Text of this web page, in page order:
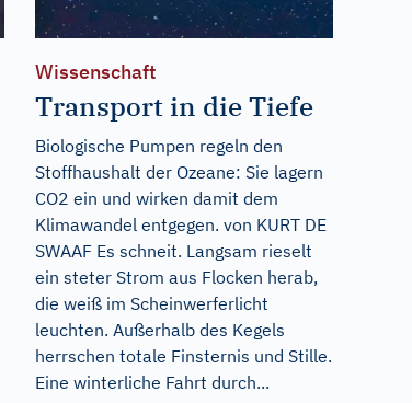
Wissenschaft
Transport in die Tiefe
Biologische Pumpen regeln den
Stoffhaushalt der Ozeane: Sie lagern
CO2 ein und wirken damit dem
Klimawandel entgegen. von KURT DE
SWAAF Es schneit. Langsam rieselt
ein steter Strom aus Flocken herab,
die weiß im Scheinwerferlicht
leuchten. Außerhalb des Kegels
herrschen totale Finsternis und Stille.
Eine winterliche Fahrt durch...